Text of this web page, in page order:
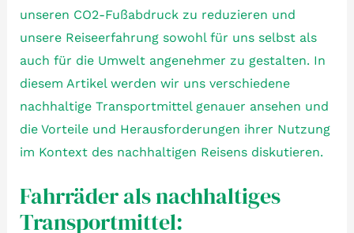
unseren CO2-Fußabdruck zu reduzieren und
unsere Reiseerfahrung sowohl für uns selbst als
auch für die Umwelt angenehmer zu gestalten. In
diesem Artikel werden wir uns verschiedene
nachhaltige Transportmittel genauer ansehen und
die Vorteile und Herausforderungen ihrer Nutzung
im Kontext des nachhaltigen Reisens diskutieren.
Fahrräder als nachhaltiges
Transportmittel: